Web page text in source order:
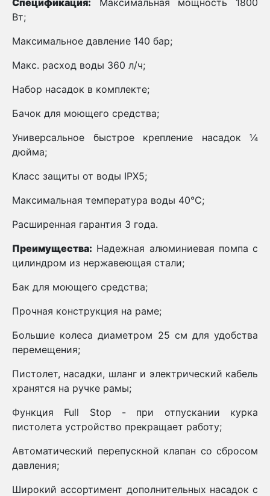
Спецификация: Максимальная мощность 1800
Вт;
Максимальное давление 140 бар;
Макс. расход воды 360 л/ч;
Набор насадок в комплекте;
Бачок для моющего средства;
Универсальное быстрое крепление насадок ¼
дюйма;
Класс защиты от воды IPX5;
Максимальная температура воды 40°С;
Расширенная гарантия 3 года.
Преимущества: Надежная алюминиевая помпа с
цилиндром из нержавеющая стали;
Бак для моющего средства;
Прочная конструкция на раме;
Большие колеса диаметром 25 см для удобства
перемещения;
Пистолет, насадки, шланг и электрический кабель
хранятся на ручке рамы;
Функция Full Stop - при отпускании курка
пистолета устройство прекращает работу;
Автоматический перепускной клапан со сбросом
давления;
Широкий ассортимент дополнительных насадок с